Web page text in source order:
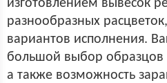
изготовлением вывесок
разнообразных
вариантов исполнения.
большой выбор образцов
а также возможность